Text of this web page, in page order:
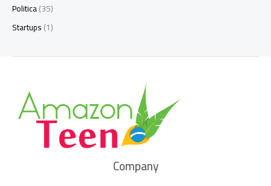
Politica(35)
Startups(1)
Company